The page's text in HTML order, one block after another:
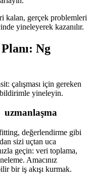
kalan, gerçek problemleri
yineleyerek kazanılır.
Ng
çalışması için gereken
yineleyin.
değerlendirme gibi
sizi uçtan uca
geçin: veri toplama,
Amacınız
bir iş akışı kurmak.